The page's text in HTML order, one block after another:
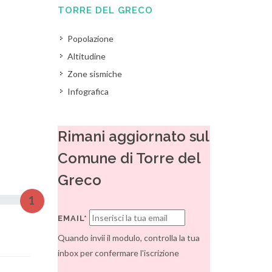
1
TORRE DEL GRECO
Popolazione
Altitudine
Zone sismiche
Infografica
Rimani aggiornato sul
Comune di Torre del
Greco
EMAIL*
Quando invii il modulo, controlla la tua
inbox per confermare l'iscrizione